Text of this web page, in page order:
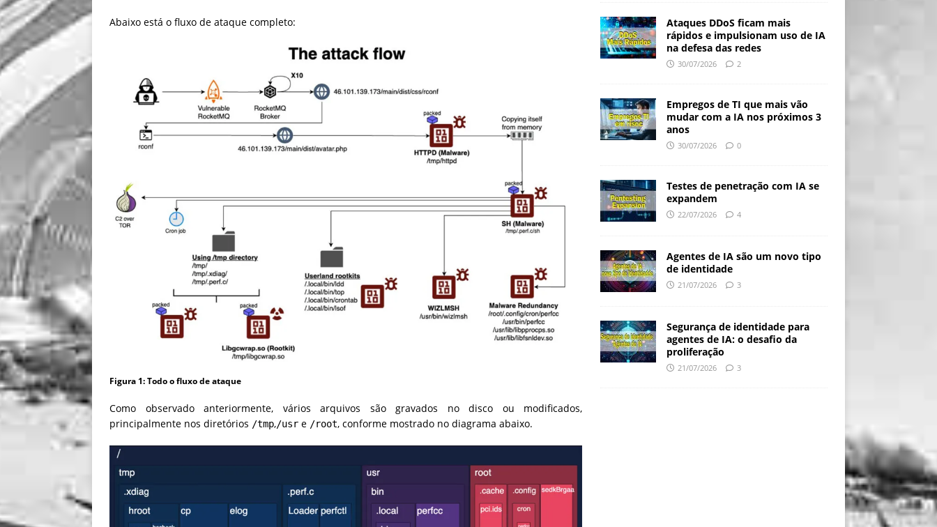
Abaixo está o fluxo de ataque completo:
Figura 1: Todo o fluxo de ataque
Como observado anteriormente, vários arquivos são gravados no disco ou modificados,
principalmente nos diretórios /tmp,/usr e /root, conforme mostrado no diagrama abaixo.
Ataques DDoS ficam mais
rápidos e impulsionam uso de IA
na defesa das redes
30/07/2026 2
Empregos de TI que mais vão
mudar com a IA nos próximos 3
anos
30/07/2026 0
Testes de penetração com IA se
expandem
22/07/2026 4
Agentes de IA são um novo tipo
de identidade
21/07/2026 3
Segurança de identidade para
agentes de IA: o desafio da
proliferação
21/07/2026 3